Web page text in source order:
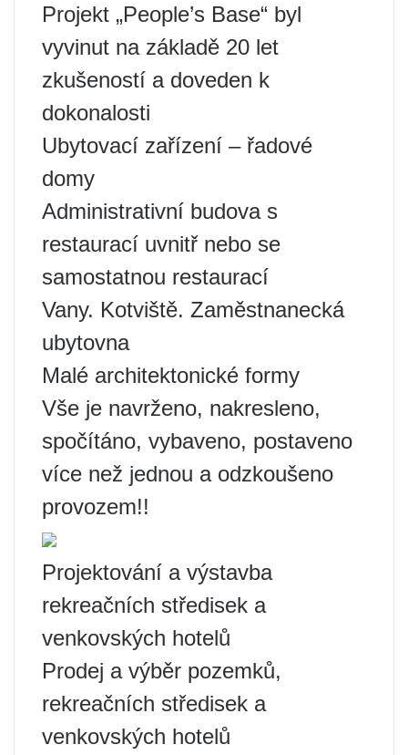
Projekt „People’s Base“ byl
vyvinut na základě 20 let
zkušeností a doveden k
dokonalosti
Ubytovací zařízení – řadové
domy
Administrativní budova s ​​
restaurací uvnitř nebo se
samostatnou restaurací
Vany. Kotviště. Zaměstnanecká
ubytovna
Malé architektonické formy
Vše je navrženo, nakresleno,
spočítáno, vybaveno, postaveno
více než jednou a odzkoušeno
provozem!!
Projektování a výstavba
rekreačních středisek a
venkovských hotelů
Prodej a výběr pozemků,
rekreačních středisek a
venkovských hotelů